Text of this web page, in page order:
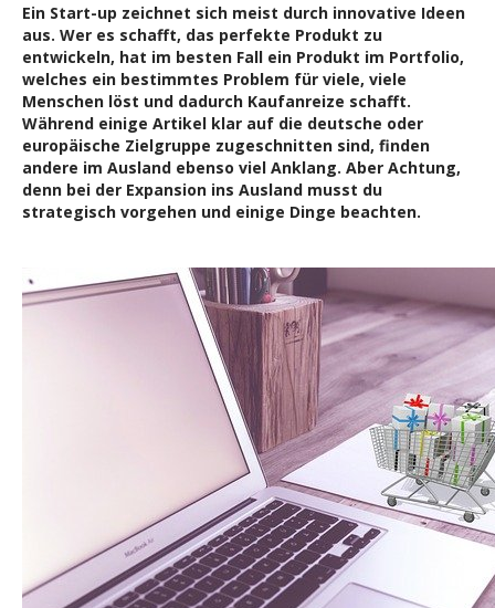
Ein Start-up zeichnet sich meist durch innovative Ideen
aus. Wer es schafft, das perfekte Produkt zu
entwickeln, hat im besten Fall ein Produkt im Portfolio,
welches ein bestimmtes Problem für viele, viele
Menschen löst und dadurch Kaufanreize schafft.
Während einige Artikel klar auf die deutsche oder
europäische Zielgruppe zugeschnitten sind, finden
andere im Ausland ebenso viel Anklang. Aber Achtung,
denn bei der Expansion ins Ausland musst du
strategisch vorgehen und einige Dinge beachten.